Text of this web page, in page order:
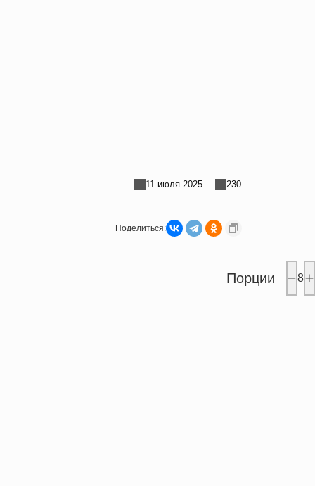
11 июля 2025 230
Поделиться:
Порции 8